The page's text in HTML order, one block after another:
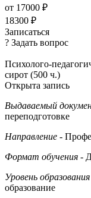
от 17000 ₽
18300 ₽
Записаться
? Задать вопрос
Психолого-
сирот (500 ч.)
Открыта запись
Выдаваемый
переподготовке
Направление -
Формат обучения -
Уровень образования
образование